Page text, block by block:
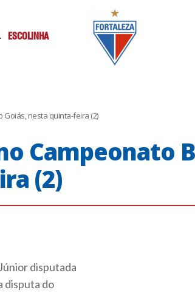
ESCOLINHA
Goiás, nesta quinta-feira (2)
Campeonato
(2)
disputada
disputa do